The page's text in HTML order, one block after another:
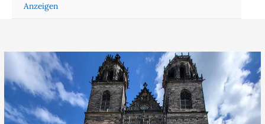
Anzeigen